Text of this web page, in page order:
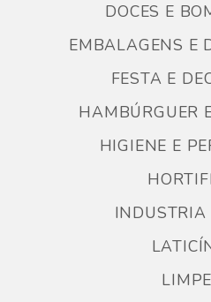
DOCES E
EMBALAGENS E
FESTA E
HAMBÚRGUER
HIGIENE E
INDUSTRIA